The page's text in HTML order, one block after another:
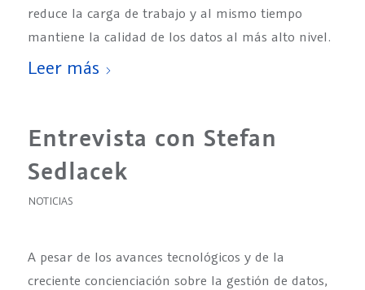
reduce la carga de trabajo y al mismo tiempo
mantiene la calidad de los datos al más alto nivel.
Leer más
Entrevista con Stefan
Sedlacek
NOTICIAS
A pesar de los avances tecnológicos y de la
creciente concienciación sobre la gestión de datos,